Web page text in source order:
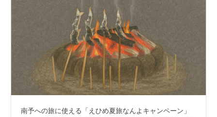
南予への旅に使える「えひめ夏旅なんよキャンペーン」